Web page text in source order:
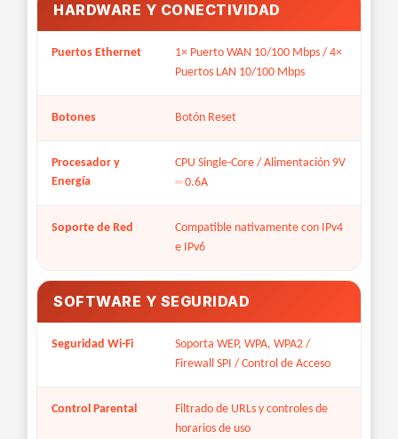
HARDWARE Y CONECTIVIDAD
Puertos Ethernet
1× Puerto WAN 10/100 Mbps / 4×
Puertos LAN 10/100 Mbps
Botones Botón Reset
Procesador y
Energía
CPU Single-Core / Alimentación 9V
⎓ 0.6A
Soporte de Red
Compatible nativamente con IPv4
e IPv6
SOFTWARE Y SEGURIDAD
Seguridad Wi-Fi
Soporta WEP, WPA, WPA2 /
Firewall SPI / Control de Acceso
Control Parental
Filtrado de URLs y controles de
horarios de uso